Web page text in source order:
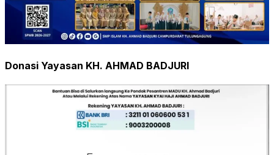
Donasi Yayasan KH. AHMAD BADJURI